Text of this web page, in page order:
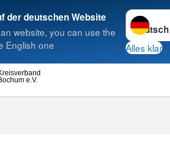
der deutschen Website
website, you can use the
English one
Sprache
Alles klar
e.V.
Suche